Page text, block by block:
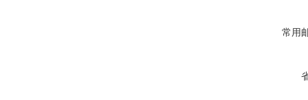
常用